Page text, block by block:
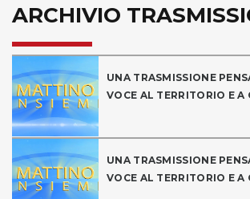
ARCHIVIO
UNA TRASMISSIONE
VOCE AL TERRITORIO E A
UNA TRASMISSIONE
VOCE AL TERRITORIO E A